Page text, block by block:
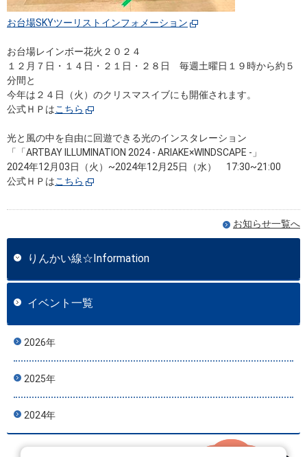
お台場SKYツーリストインフォメーション
お台場レインボー花火２０２４
１２月７日・１４日・２１日・２８日 毎週土曜日１９時から約５
分間と
今年は２４日（火）のクリスマスイブにも開催されます。
公式ＨＰはこちら
光と風の中を自由に回遊できる光のインスタレーション
「「ARTBAY ILLUMINATION 2024 - ARIAKE×WINDSCAPE -」
2024年12月03日（火）~2024年12月25日（水） 17:30~21:00
公式ＨＰはこちら
お知らせ一覧へ
りんかい線☆Information
イベント一覧
2026年
2025年
2024年